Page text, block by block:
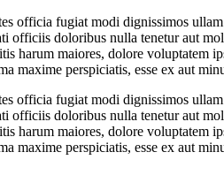
officia fugiat modi dignissimos
officiis doloribus nulla tenetur aut
harum maiores, dolore voluptatem
maxime perspiciatis, esse ex aut
officia fugiat modi dignissimos
officiis doloribus nulla tenetur aut
harum maiores, dolore voluptatem
maxime perspiciatis, esse ex aut